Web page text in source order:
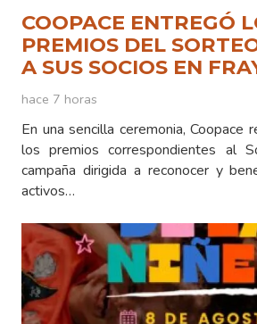
COOPACE ENTREGÓ
PREMIOS DEL
A SUS SOCIOS EN
hace 7 horas
En una sencilla ceremonia, Coopace
los premios correspondientes al
campaña dirigida a reconocer y
activos…